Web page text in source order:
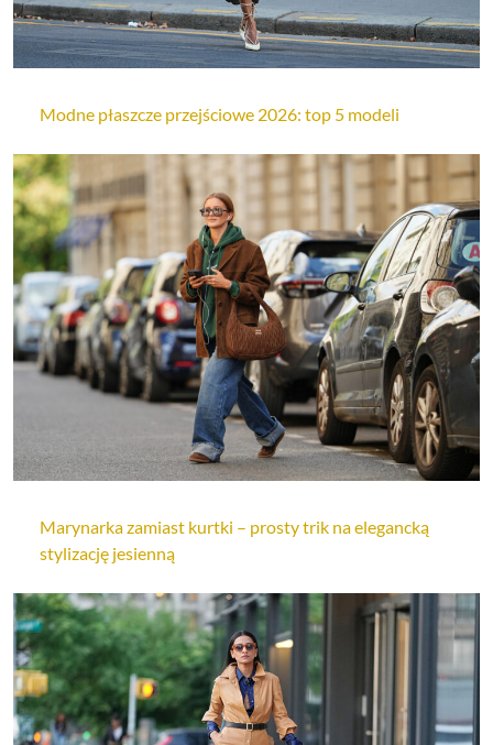
Modne płaszcze przejściowe 2026: top 5 modeli
Marynarka zamiast kurtki – prosty trik na elegancką
stylizację jesienną